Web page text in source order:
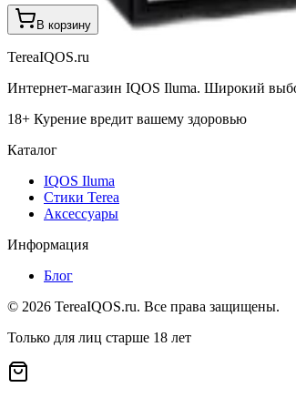
В корзину
TereaIQOS.ru
Интернет-магазин IQOS Iluma. Широкий
18+ Курение вредит вашему здоровью
Каталог
IQOS Iluma
Стики Terea
Аксессуары
Информация
Блог
© 2026 TereaIQOS.ru. Все права защищены.
Только для лиц старше 18 лет